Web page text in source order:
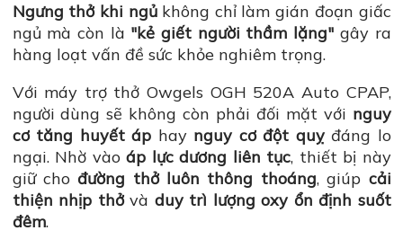
Ngưng thở khi ngủkhông chỉ làm gián đoạn giấc
ngủ mà còn là "kẻ giết người thầm lặng" gây ra
hàng loạt vấn đề sức khỏe nghiêm trọng.
Với máy trợ thở Owgels OGH 520A Auto CPAP,
người dùng sẽ không còn phải đối mặt với nguy
cơ tăng huyết áp hay nguy cơ đột quỵđáng lo
ngại. Nhờ vào áp lực dương liên tục, thiết bị này
giữ cho đường thở luôn thông thoáng, giúp cải
thiện nhịp thởvà duy trì lượng oxy ổn định suốt
đêm.